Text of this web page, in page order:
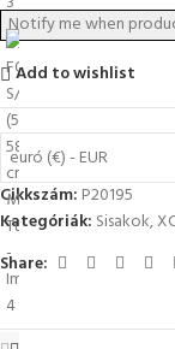
Add to wishlist
euró (€) - EUR
Cikkszám: P20195
Kategóriák: Sisakok,
Share: